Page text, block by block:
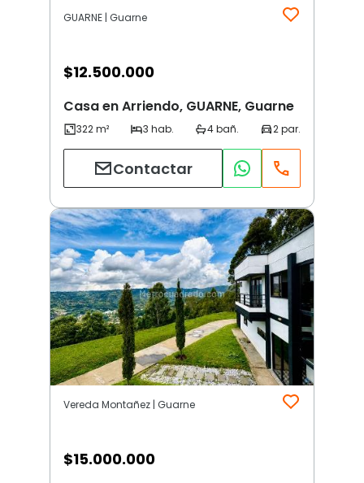
GUARNE | Guarne
$12.500.000
Casa en Arriendo, GUARNE, Guarne
Contactar
Vereda Montañez | Guarne
$15.000.000